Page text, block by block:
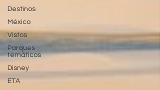
Destinos
México
Vistos
Parques
temáticos
Disney
ETA